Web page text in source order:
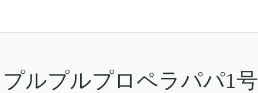
プルプルプロペラパパ1号